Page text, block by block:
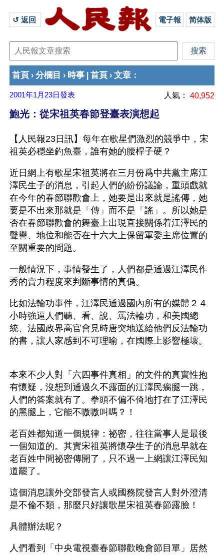
↺ 返回 電子報 简体版
首頁 › 分欄目 › 時事 首頁 › 文章 ：
2001年1月23日發表 人氣： 40,952
鮑光：從宋祖英春節登臺表演想起
【人民報23日訊】每年在歌星們激烈的競爭中，宋
祖英必穩坐釣魚臺，誰有她的腰桿子硬？
近日網上有歌星宋祖英將在三月份爲中共黨主席江
澤民生子的消息，引起人們的紛份議論，重頭戲就
在今年的春節聯歡會上，她要是出來就是謠傳，她
要是不出來那就是「傳」而不是「謠」。所以她是
否在春節聯歡會的舞臺上出現直接關係着江澤民的
聲譽、地位和能否在十六大上保留軍委主席位置的
至關重要的問題。
一般情況下，事情發生了，人們都是通過江澤民作
秀的賣力程度來判斷事情的真僞。
比如法輪功事件，江澤民通過國內所有的媒體２４
小時強逼人們聽、看、說、罵法輪功，和美國總
統、法國政界高官會見時唐突地送給他們反法輪功
的書，讓人家感到不可理喻，在國際上影響極壞。
本來不少人對「六四事件真相」的文件的真實性抱
有懷疑，沒想到通過久不露面的江澤民瘸腿一跳，
人們的答案就有了。拳頭不偏不倚地打在了江澤民
的黑腿上，它能不嗷嗷叫嗎？！
老百姓都知道一個規律：祕密，往往當事人是最後
一個知道的。其實宋祖英將懷孕生子的消息早就在
老百姓中間祕密傳開了，只不過一上網讓江澤民知
道罷了。
這個消息讓外交部發言人或國務院發言人對外澄清
是不倫不類，那麼只好讓歌星宋祖英春節露臉！
具體辦法呢？
人們看到「中央電視臺春節聯歡晚會節目單」居然